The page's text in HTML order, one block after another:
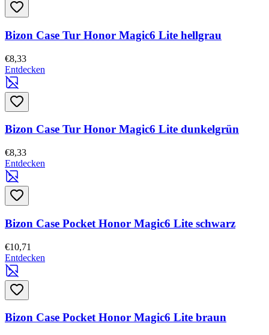
Bizon Case Tur Honor Magic6 Lite hellgrau
€8,33
Entdecken
Bizon Case Tur Honor Magic6 Lite dunkelgrün
€8,33
Entdecken
Bizon Case Pocket Honor Magic6 Lite schwarz
€10,71
Entdecken
Bizon Case Pocket Honor Magic6 Lite braun